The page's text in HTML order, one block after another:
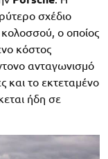
σχέδιο
ο οποίος
κόστος
ανταγωνισμό
και το εκτεταμένο
ήδη σε